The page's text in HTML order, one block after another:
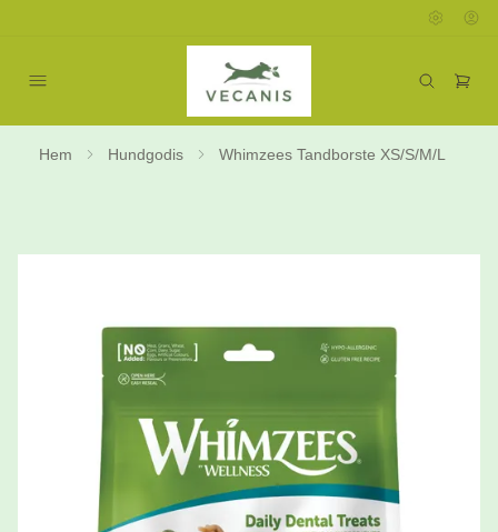
Hem Hundgodis Whimzees Tandborste XS/S/M/L